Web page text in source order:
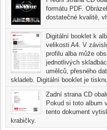
formátu PDF.
dostatečné kvalitě,
Digitální booklet k
velikosti A4. V
profilu alba může
jednotlivých
umělců, přesného
skladeb. Digitální booklet je
Zadní strana CD
Pokud si toto album
tento dokument
krabičky.